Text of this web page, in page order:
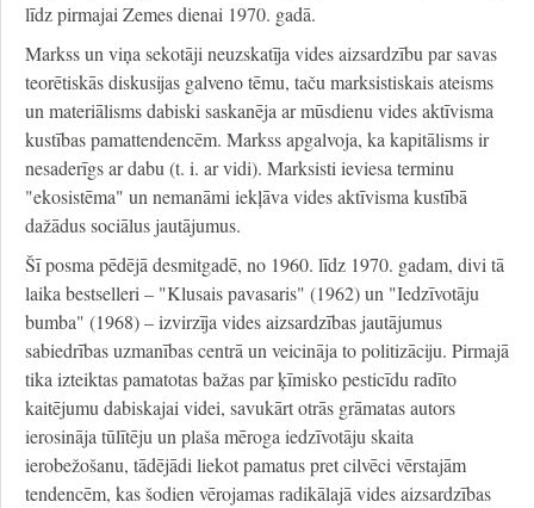
līdz pirmajai Zemes dienai 1970. gadā.
Markss un viņa sekotāji neuzskatīja vides aizsardzību par savas
teorētiskās diskusijas galveno tēmu, taču marksistiskais ateisms
un materiālisms dabiski saskanēja ar mūsdienu vides aktīvisma
kustības pamattendencēm. Markss apgalvoja, ka kapitālisms ir
nesaderīgs ar dabu (t. i. ar vidi). Marksisti ieviesa terminu
"ekosistēma" un nemanāmi iekļāva vides aktīvisma kustībā
dažādus sociālus jautājumus.
Šī posma pēdējā desmitgadē, no 1960. līdz 1970. gadam, divi tā
laika bestselleri – "Klusais pavasaris" (1962) un "Iedzīvotāju
bumba" (1968) – izvirzīja vides aizsardzības jautājumus
sabiedrības uzmanības centrā un veicināja to politizāciju. Pirmajā
tika izteiktas pamatotas bažas par ķīmisko pesticīdu radīto
kaitējumu dabiskajai videi, savukārt otrās grāmatas autors
ierosināja tūlītēju un plaša mēroga iedzīvotāju skaita
ierobežošanu, tādējādi liekot pamatus pret cilvēci vērstajām
tendencēm, kas šodien vērojamas radikālajā vides aizsardzības